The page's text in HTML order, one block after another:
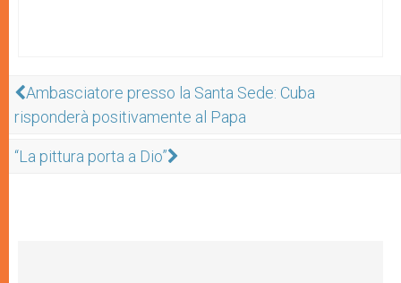
Ambasciatore presso la Santa Sede: Cuba
risponderà positivamente al Papa
“La pittura porta a Dio”